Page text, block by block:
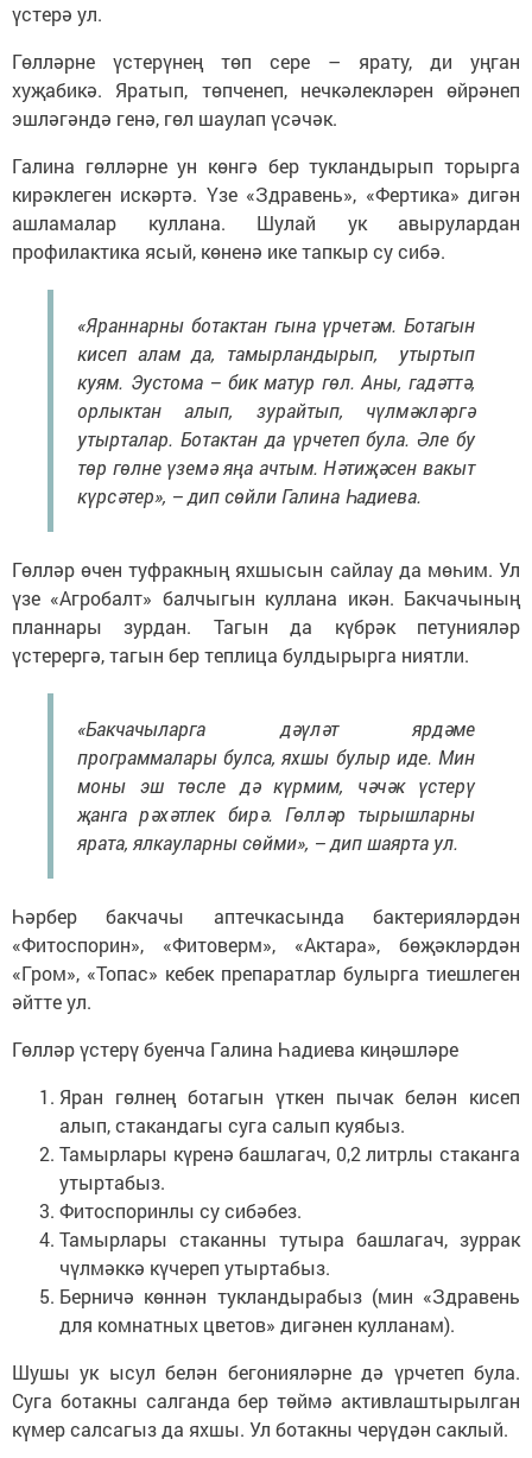
үстерә ул.
Гөлләрне үстерүнең төп сере – ярату, ди уңган
хуҗабикә. Яратып, төпченеп, нечкәлекләрен өйрәнеп
эшләгәндә генә, гөл шаулап үсәчәк.
Галина гөлләрне ун көнгә бер тукландырып торырга
кирәклеген искәртә. Үзе «Здравень», «Фертика» дигән
ашламалар куллана. Шулай ук авырулардан
профилактика ясый, көненә ике тапкыр су сибә.
«Яраннарны ботактан гына үрчетәм. Ботагын
кисеп алам да, тамырландырып, утыртып
куям. Эустома – бик матур гөл. Аны, гадәттә,
орлыктан алып, зурайтып, чүлмәкләргә
утырталар. Ботактан да үрчетеп була. Әле бу
төр гөлне үземә яңа ачтым. Нәтиҗәсен вакыт
күрсәтер», – дип сөйли Галина Һадиева.
Гөлләр өчен туфракның яхшысын сайлау да мөһим. Ул
үзе «Агробалт» балчыгын куллана икән. Бакчачының
планнары зурдан. Тагын да күбрәк петунияләр
үстерергә, тагын бер теплица булдырырга ниятли.
«Бакчачыларга дәүләт ярдәме
программалары булса, яхшы булыр иде. Мин
моны эш төсле дә күрмим, чәчәк үстерү
җанга рәхәтлек бирә. Гөлләр тырышларны
ярата, ялкауларны сөйми», – дип шаярта ул.
Һәрбер бакчачы аптечкасында бактерияләрдән
«Фитоспорин», «Фитоверм», «Актара», бөҗәкләрдән
«Гром», «Топас» кебек препаратлар булырга тиешлеген
әйтте ул.
Гөлләр үстерү буенча Галина Һадиева киңәшләре
Яран гөлнең ботагын үткен пычак белән кисеп
алып, стакандагы суга салып куябыз.
Тамырлары күренә башлагач, 0,2 литрлы стаканга
утыртабыз.
Фитоспоринлы су сибәбез.
Тамырлары стаканны тутыра башлагач, зуррак
чүлмәккә күчереп утыртабыз.
Берничә көннән тукландырабыз (мин «Здравень
для комнатных цветов» дигәнен кулланам).
Шушы ук ысул белән бегонияләрне дә үрчетеп була.
Суга ботакны салганда бер төймә активлаштырылган
күмер салсагыз да яхшы. Ул ботакны черүдән саклый.